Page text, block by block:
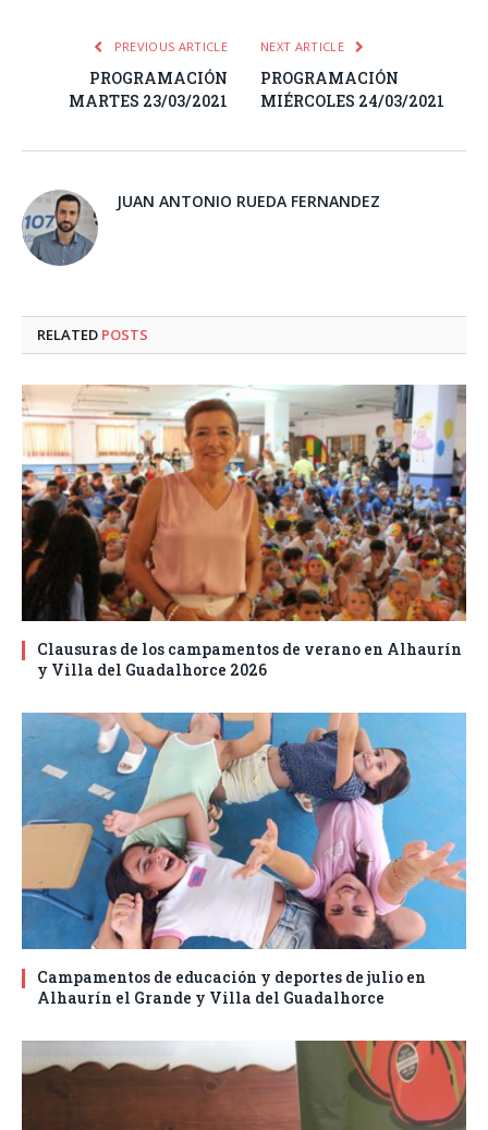
PREVIOUS ARTICLE
PROGRAMACIÓN
MARTES 23/03/2021
NEXT ARTICLE
PROGRAMACIÓN
MIÉRCOLES 24/03/2021
JUAN ANTONIO RUEDA FERNANDEZ
RELATED POSTS
Clausuras de los campamentos de verano en Alhaurín
y Villa del Guadalhorce 2026
Campamentos de educación y deportes de julio en
Alhaurín el Grande y Villa del Guadalhorce